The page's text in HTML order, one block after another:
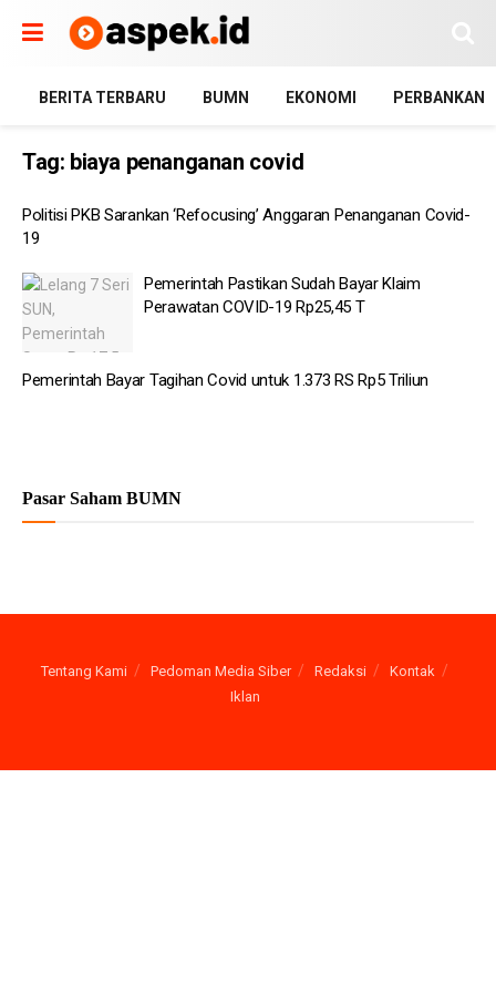
BERITA TERBARU BUMN EKONOMI PERBANKAN
Tag: biaya penanganan covid
Politisi PKB Sarankan ‘Refocusing’ Anggaran Penanganan Covid-
19
Pemerintah Pastikan Sudah Bayar Klaim
Perawatan COVID-19 Rp25,45 T
Pemerintah Bayar Tagihan Covid untuk 1.373 RS Rp5 Triliun
Pasar Saham BUMN
Tentang Kami Pedoman Media Siber Redaksi
Kontak
Iklan